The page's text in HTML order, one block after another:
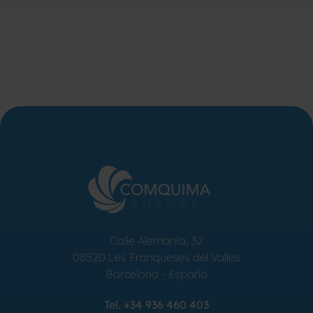
Calle Alemania, 32
08520 Les Franqueses del Valles
Barcelona - España
Tel. +34 936 460 403